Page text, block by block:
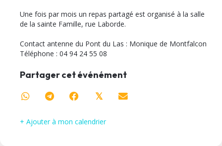
Une fois par mois un repas partagé est organisé à la salle
de la sainte Famille, rue Laborde.
Contact antenne du Pont du Las : Monique de Montfalcon
Téléphone : 04 94 24 55 08
Partager cet événément
𝕏
+ Ajouter à mon calendrier